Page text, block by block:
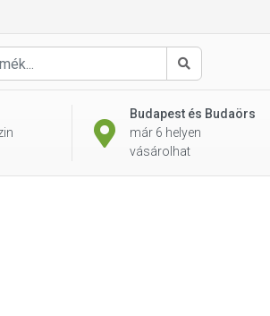
Keresés
Budapest és Budaörs
már 6 helyen
vásárolhat